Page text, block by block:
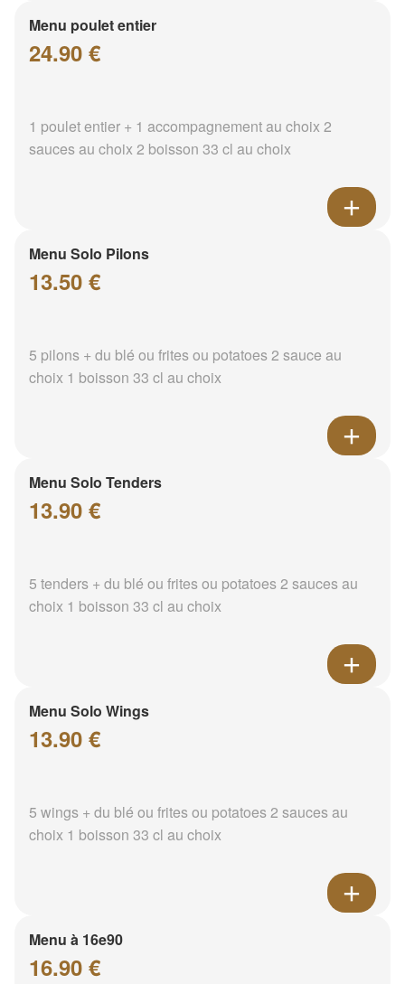
Menu poulet entier
24.90 €
1 poulet entier + 1 accompagnement au choix 2
sauces au choix 2 boisson 33 cl au choix
Menu Solo Pilons
13.50 €
5 pilons + du blé ou frites ou potatoes 2 sauce au
choix 1 boisson 33 cl au choix
Menu Solo Tenders
13.90 €
5 tenders + du blé ou frites ou potatoes 2 sauces au
choix 1 boisson 33 cl au choix
Menu Solo Wings
13.90 €
5 wings + du blé ou frites ou potatoes 2 sauces au
choix 1 boisson 33 cl au choix
Menu à 16e90
16.90 €